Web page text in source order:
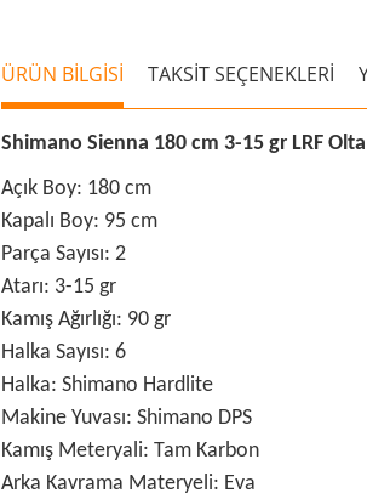
ÜRÜN BİLGİSİ TAKSİT SEÇENEKLERİ
Shimano Sienna 180 cm 3-15 gr LRF Olta
Açık Boy: 180 cm
Kapalı Boy: 95 cm
Parça Sayısı: 2
Atarı: 3-15 gr
Kamış Ağırlığı: 90 gr
Halka Sayısı: 6
Halka: Shimano Hardlite
Makine Yuvası: Shimano DPS
Kamış Meteryali: Tam Karbon
Arka Kavrama Materyeli: Eva